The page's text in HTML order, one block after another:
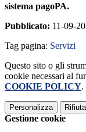
sistema pagoPA.
Pubblicato: 11-09-
Tag pagina: Servizi
Questo sito o gli
cookie necessari al
COOKIE POLICY.
Personalizza
Gestione cookie